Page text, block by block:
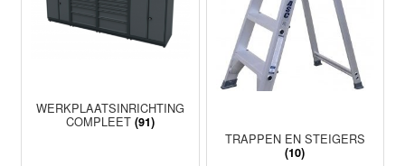
WERKPLAATSINRICHTING
COMPLEET (91)
TRAPPEN EN STEIGERS
(10)